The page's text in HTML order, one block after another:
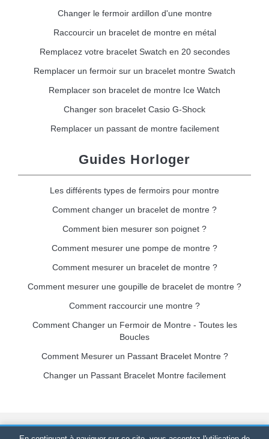
Changer le fermoir ardillon d'une montre
Raccourcir un bracelet de montre en métal
Remplacez votre bracelet Swatch en 20 secondes
Remplacer un fermoir sur un bracelet montre Swatch
Remplacer son bracelet de montre Ice Watch
Changer son bracelet Casio G-Shock
Remplacer un passant de montre facilement
Guides Horloger
Les différents types de fermoirs pour montre
Comment changer un bracelet de montre ?
Comment bien mesurer son poignet ?
Comment mesurer une pompe de montre ?
Comment mesurer un bracelet de montre ?
Comment mesurer une goupille de bracelet de montre ?
Comment raccourcir une montre ?
Comment Changer un Fermoir de Montre - Toutes les
Boucles
Comment Mesurer un Passant Bracelet Montre ?
Changer un Passant Bracelet Montre facilement
Bracelet-de-montre.com© 2026Tous droits réservés-SIRET